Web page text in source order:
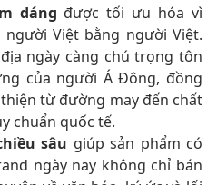
dáng được tối ưu hóa vì
Việt bằng người Việt.
ngày càng chú trọng tôn
của người Á Đông, đồng
từ đường may đến chất
chuẩn quốc tế.
sâu giúp sản phẩm có
ngày nay không chỉ bán